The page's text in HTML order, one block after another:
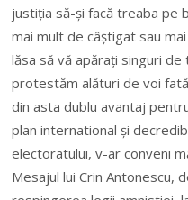
justiția să-și facă treaba pe
mai mult de câștigat sau
lăsa să vă apărați singuri de
protestăm alături de voi
din asta dublu avantaj
plan international și
electoratului, v-ar conveni
Mesajul lui Crin Antonescu,